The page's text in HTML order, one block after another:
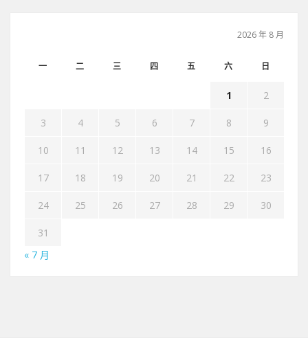
2026 年 8 月
一 二 三 四 五 六 日
1 2
3 4 5 6 7 8 9
10 11 12 13 14 15 16
17 18 19 20 21 22 23
24 25 26 27 28 29 30
31
« 7 月